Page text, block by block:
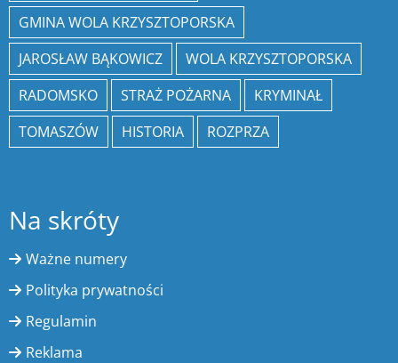
GMINA WOLA KRZYSZTOPORSKA
JAROSŁAW BĄKOWICZ
WOLA KRZYSZTOPORSKA
RADOMSKO
STRAŻ POŻARNA
KRYMINAŁ
TOMASZÓW
HISTORIA ROZPRZA
Na skróty
Ważne numery
Polityka prywatności
Regulamin
Reklama